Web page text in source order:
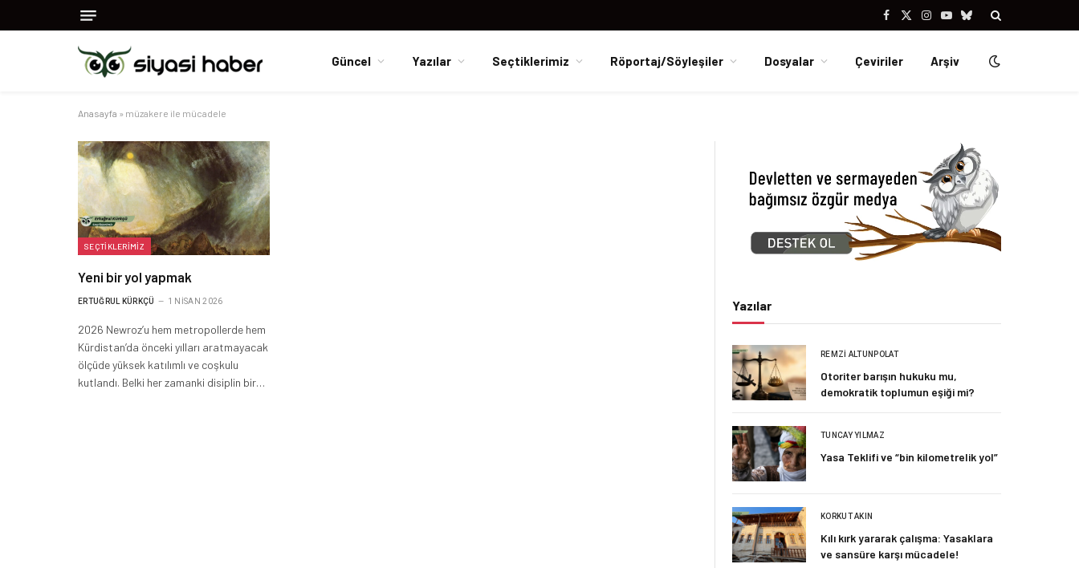
Facebook
X
Instagram
YouTubeBluesky
Güncel Yazılar Seçtiklerimiz Röportaj/Söyleşiler Dosyalar Çeviriler Arşiv
Anasayfa » müzakere ile mücadele
SEÇTIKLERIMIZ
Yeni bir yol yapmak
ERTUĞRUL KÜRKÇÜ 1 NISAN 2026
2026 Newroz’u hem metropollerde hem
Kürdistan’da önceki yılları aratmayacak
ölçüde yüksek katılımlı ve coşkulu
kutlandı. Belki her zamanki disiplin bir…
Yazılar
REMZI ALTUNPOLAT
Otoriter barışın hukuku mu,
demokratik toplumun eşiği mi?
TUNCAY YILMAZ
Yasa Teklifi ve “bin kilometrelik yol”
KORKUT AKIN
Kılı kırk yararak çalışma: Yasaklara
ve sansüre karşı mücadele!